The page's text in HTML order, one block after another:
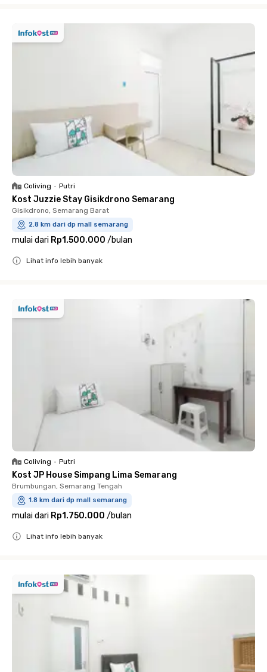
Coliving • Putri
Kost Juzzie Stay Gisikdrono Semarang
Gisikdrono, Semarang Barat
2.8 km dari dp mall semarang
mulai dari Rp1.500.000 /bulan
Lihat info lebih banyak
Coliving • Putri
Kost JP House Simpang Lima Semarang
Brumbungan, Semarang Tengah
1.8 km dari dp mall semarang
mulai dari Rp1.750.000 /bulan
Lihat info lebih banyak